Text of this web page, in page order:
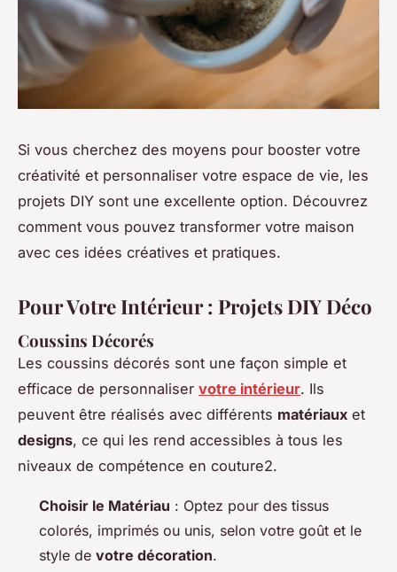
Si vous cherchez des moyens pour booster votre
créativité et personnaliser votre espace de vie, les
projets DIY sont une excellente option. Découvrez
comment vous pouvez transformer votre maison
avec ces idées créatives et pratiques.
Pour Votre Intérieur : Projets DIY Déco
Coussins Décorés
Les coussins décorés sont une façon simple et
efficace de personnaliser votre intérieur. Ils
peuvent être réalisés avec différents matériaux et
designs, ce qui les rend accessibles à tous les
niveaux de compétence en couture2.
Choisir le Matériau : Optez pour des tissus
colorés, imprimés ou unis, selon votre goût et le
style de votre décoration.